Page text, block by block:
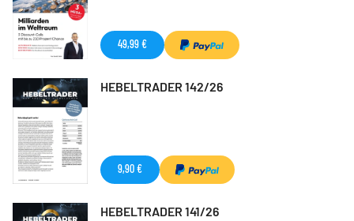
49,99 €
HEBELTRADER 142/26
9,90 €
HEBELTRADER 141/26